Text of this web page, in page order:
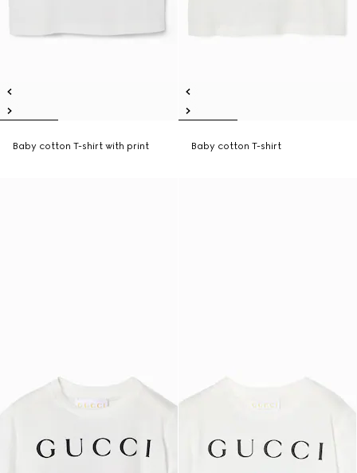
Baby cotton T-shirt with print Baby cotton T-shirt